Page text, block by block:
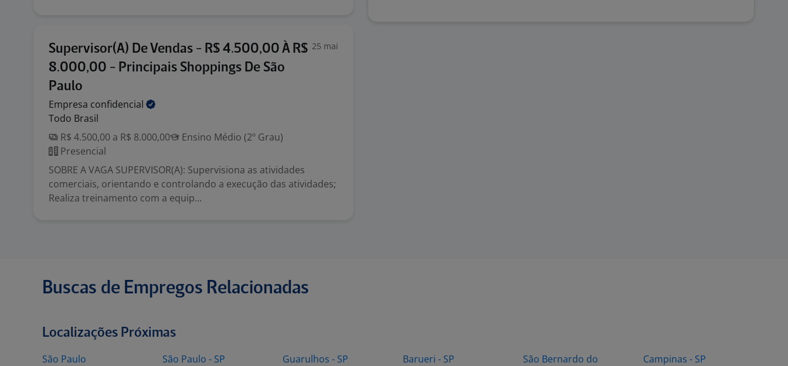
Supervisor(A) De Vendas - R$ 4.500,00 À R$
8.000,00 - Principais Shoppings De São
Paulo
25 mai
Empresa confidencial
Todo Brasil
R$ 4.500,00 a R$ 8.000,00
Ensino Médio (2º Grau)
Presencial
SOBRE A VAGA SUPERVISOR(A): Supervisiona as atividades
comerciais, orientando e controlando a execução das atividades;
Realiza treinamento com a equip...
Buscas de Empregos Relacionadas
Localizações Próximas
São Paulo
São Paulo - SP
Guarulhos - SP
Barueri - SP
São Bernardo do
Campinas - SP